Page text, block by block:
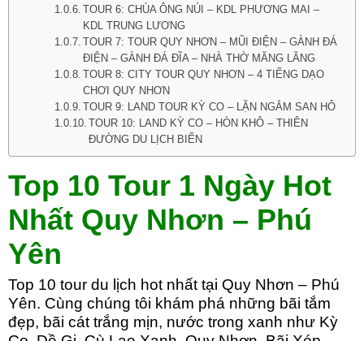
TOUR 6: CHÙA ÔNG NÚI – KDL PHƯƠNG MAI –
KDL TRUNG LƯƠNG
TOUR 7: TOUR QUY NHƠN – MŨI ĐIỆN – GÀNH ĐÁ
ĐIỆN – GÀNH ĐÁ ĐĨA – NHÀ THỜ MĂNG LĂNG
TOUR 8: CITY TOUR QUY NHƠN – 4 TIẾNG DẠO
CHƠI QUY NHƠN
TOUR 9: LAND TOUR KỲ CO – LẶN NGẮM SAN HÔ
TOUR 10: LAND KỲ CO – HÒN KHÔ – THIÊN
ĐƯỜNG DU LỊCH BIỂN
Top 10 Tour 1 Ngày Hot
Nhất Quy Nhơn – Phú
Yên
Top 10 tour du lịch hot nhất tại Quy Nhơn – Phú
Yên. Cùng chúng tôi khám phá những bãi tắm
đẹp, bãi cát trắng mịn, nước trong xanh như Kỳ